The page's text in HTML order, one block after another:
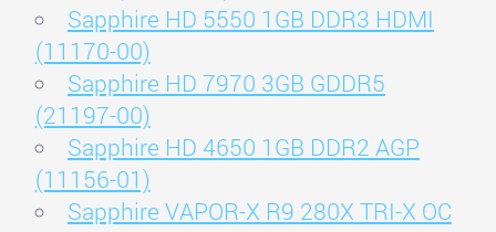
Sapphire HD 5550 1GB DDR3 HDMI
(11170-00)
Sapphire HD 7970 3GB GDDR5
(21197-00)
Sapphire HD 4650 1GB DDR2 AGP
(11156-01)
Sapphire VAPOR-X R9 280X TRI-X OC